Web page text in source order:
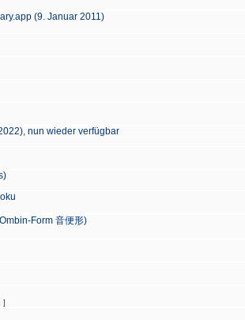
(9. Januar 2011)
nun wieder verfügbar
Form 音便形)
]